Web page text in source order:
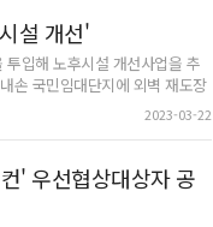
측은 "반도체 국가산단은 LH
조성에 적극적으로 대응하는
는 경기 남부권 전반에 조성되
을 충실히 이행할 것"이라고 밝
단산업단지가 들어설 예정인 용
은 "정부의 대책을 촉구한
명)씨는 지난해 8월 회사를 그
직후였다. 남편에게 생계를 맡아
'미추홀구 전세사기 피해대책위
출을 끌어다가 전세보증금을 마
하게 돈이 필요할 때는 부업을
경매에서 낙찰됐다. 이제 "방을
한 응급조치, 비닐하우스·양
이 필요하지 않은 영농 목적의
지난 6일까지 주민 의견 청취를
설 개선'
입해 노후시설 개선사업을 추
손 국민임대단지에 외벽 재도장
·확정했다.세부적으로는 오는
설치된 승강기 교체(14억원), 오
지는 LH가 소유 운영하며, 주
택 시설개선사업 실시를 위한
앞서 이 의원이 지난해 국정감
2023-03-22
' 우선협상대상자 공